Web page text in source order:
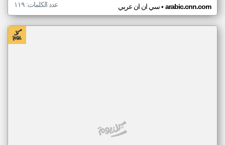
سي ان ان عربي• arabic.cnn.com عدد الكلمات: ١١٩